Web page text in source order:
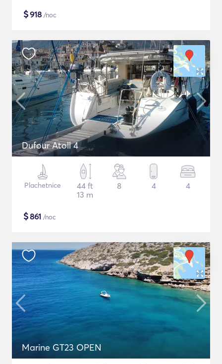
$918 /noc
Dufour Atoll 4
Plachetnice
44 ft
13 m
8 4 4
$861 /noc
Marine GT23 OPEN